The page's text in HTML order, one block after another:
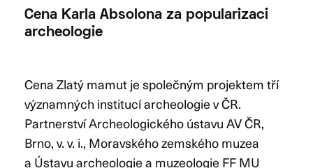
Cena Karla Absolona za popularizaci
archeologie
Cena Zlatý mamut je společným projektem tří
významných institucí archeologie v ČR.
Partnerství Archeologického ústavu AV ČR,
Brno, v. v. i., Moravského zemského muzea
a Ústavu archeologie a muzeologie FF MU